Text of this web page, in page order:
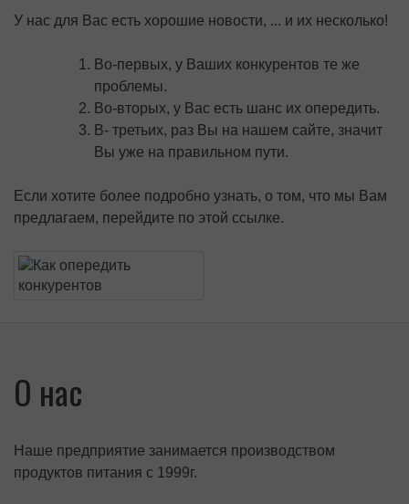
У нас для Вас есть хорошие новости, ... и их несколько!
Во-первых, у Ваших конкурентов те же
проблемы.
Во-вторых, у Вас есть шанс их опередить.
В- третьих, раз Вы на нашем сайте, значит
Вы уже на правильном пути.
Если хотите более подробно узнать, о том, что мы Вам
предлагаем, перейдите по этой ссылке.
О нас
Наше предприятие занимается производством
продуктов питания с 1999г.